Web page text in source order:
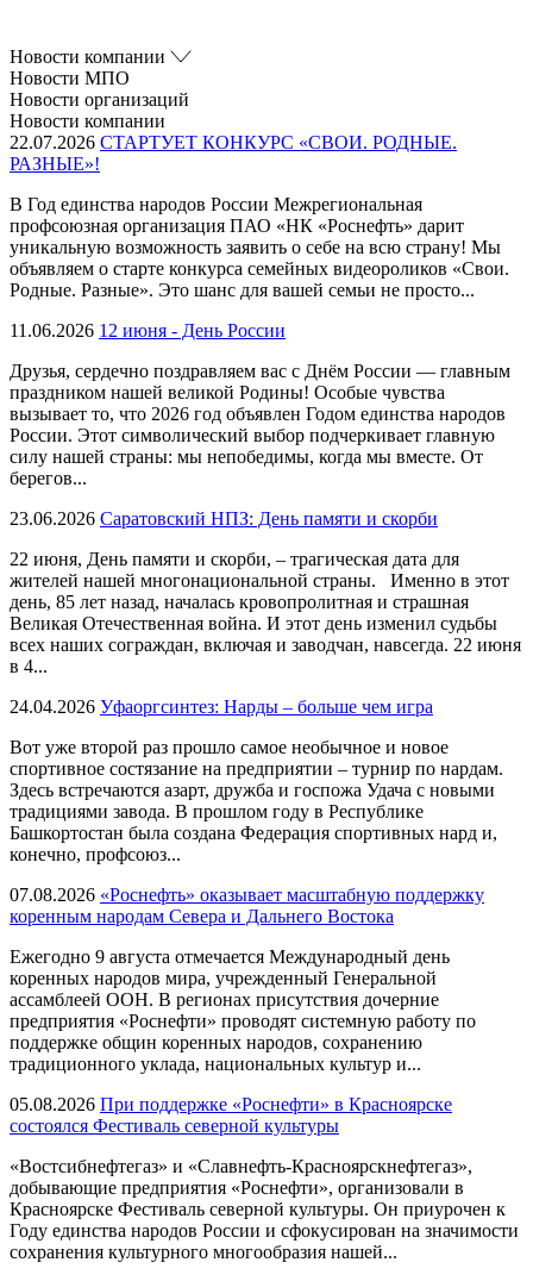
Новости компании
Новости МПО
Новости организаций
Новости компании
22.07.2026 СТАРТУЕТ КОНКУРС «СВОИ. РОДНЫЕ.
РАЗНЫЕ»!
В Год единства народов России Межрегиональная
профсоюзная организация ПАО «НК «Роснефть» дарит
уникальную возможность заявить о себе на всю страну! Мы
объявляем о старте конкурса семейных видеороликов «Свои.
Родные. Разные». Это шанс для вашей семьи не просто...
11.06.2026 12 июня - День России
Друзья, сердечно поздравляем вас с Днём России — главным
праздником нашей великой Родины! Особые чувства
вызывает то, что 2026 год объявлен Годом единства народов
России. Этот символический выбор подчеркивает главную
силу нашей страны: мы непобедимы, когда мы вместе. От
берегов...
23.06.2026 Саратовский НПЗ: День памяти и скорби
22 июня, День памяти и скорби, – трагическая дата для
жителей нашей многонациональной страны. Именно в этот
день, 85 лет назад, началась кровопролитная и страшная
Великая Отечественная война. И этот день изменил судьбы
всех наших сограждан, включая и заводчан, навсегда. 22 июня
в 4...
24.04.2026 Уфаоргсинтез: Нарды – больше чем игра
Вот уже второй раз прошло самое необычное и новое
спортивное состязание на предприятии – турнир по нардам.
Здесь встречаются азарт, дружба и госпожа Удача с новыми
традициями завода. В прошлом году в Республике
Башкортостан была создана Федерация спортивных нард и,
конечно, профсоюз...
07.08.2026 «Роснефть» оказывает масштабную поддержку
коренным народам Севера и Дальнего Востока
Ежегодно 9 августа отмечается Международный день
коренных народов мира, учрежденный Генеральной
ассамблеей ООН. В регионах присутствия дочерние
предприятия «Роснефти» проводят системную работу по
поддержке общин коренных народов, сохранению
традиционного уклада, национальных культур и...
05.08.2026 При поддержке «Роснефти» в Красноярске
состоялся Фестиваль северной культуры
«Востсибнефтегаз» и «Славнефть-Красноярскнефтегаз»,
добывающие предприятия «Роснефти», организовали в
Красноярске Фестиваль северной культуры. Он приурочен к
Году единства народов России и сфокусирован на значимости
сохранения культурного многообразия нашей...